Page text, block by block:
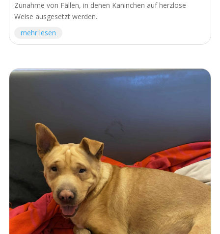
Zunahme von Fällen, in denen Kaninchen auf herzlose
Weise ausgesetzt werden.
mehr lesen